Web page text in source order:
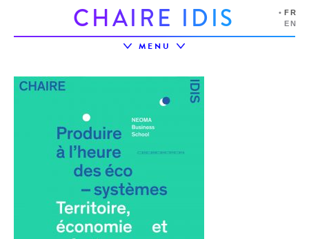
FR
EN
CHAIRE IDIS
MENU
ÉVÉNEMENTS
PARTENAIRES